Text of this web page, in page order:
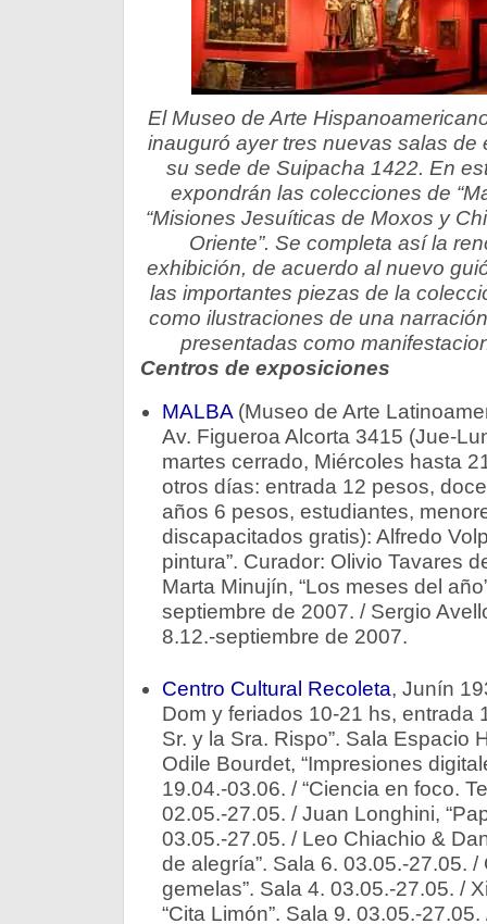
El Museo de Arte
inauguró ayer tres nuevas salas de
su sede de Suipacha 1422. En
expondrán las colecciones de
“Misiones Jesuíticas de Moxos y
Oriente”. Se completa así la
exhibición, de acuerdo al nuevo
las importantes piezas de la
como ilustraciones de una
presentadas como
Centros de exposiciones
MALBA(Museo de Arte
Av. Figueroa Alcorta 3415 (Jue-
martes cerrado, Miércoles hasta
otros días: entrada 12 pesos,
años 6 pesos, estudiantes,
discapacitados gratis): Alfredo
pintura”. Curador: Olivio Tavares
Marta Minujín, “Los meses del
septiembre de 2007. / Sergio
8.12.-septiembre de 2007.
Centro Cultural Recoleta, Junín
Dom y feriados 10-21 hs, entrada
Sr. y la Sra. Rispo”. Sala Espacio
Odile Bourdet, “Impresiones
19.04.-03.06. / “Ciencia en foco.
02.05.-27.05. / Juan Longhini,
03.05.-27.05. / Leo Chiachio &
de alegría”. Sala 6. 03.05.-27.05. /
gemelas”. Sala 4. 03.05.-27.05. /
“Cita Limón”. Sala 9. 03.05.-